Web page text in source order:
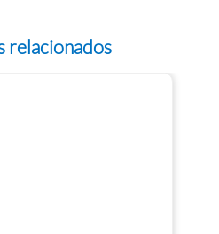
relacionados